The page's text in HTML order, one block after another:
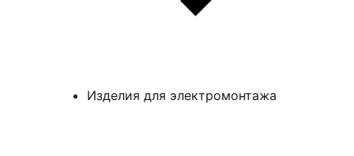
Изделия для электромонтажа